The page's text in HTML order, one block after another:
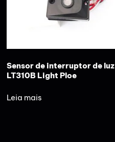
Sensor de interruptor de luz
LT310B Light Ploe
Leia mais